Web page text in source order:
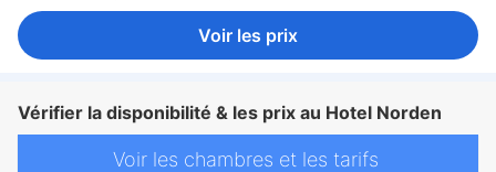
Voir les prix
Vérifier la disponibilité & les prix au Hotel Norden
Voir les chambres et les tarifs